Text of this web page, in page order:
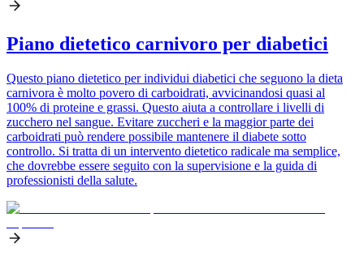
Piano dietetico carnivoro per diabetici
Questo piano dietetico per individui diabetici che seguono la dieta
carnivora è molto povero di carboidrati, avvicinandosi quasi al
100% di proteine e grassi. Questo aiuta a controllare i livelli di
zucchero nel sangue. Evitare zuccheri e la maggior parte dei
carboidrati può rendere possibile mantenere il diabete sotto
controllo. Si tratta di un intervento dietetico radicale ma semplice,
che dovrebbe essere seguito con la supervisione e la guida di
professionisti della salute.